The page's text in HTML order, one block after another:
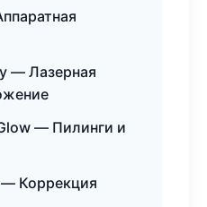
— Лазерная
— Пилинги и
— Коррекция